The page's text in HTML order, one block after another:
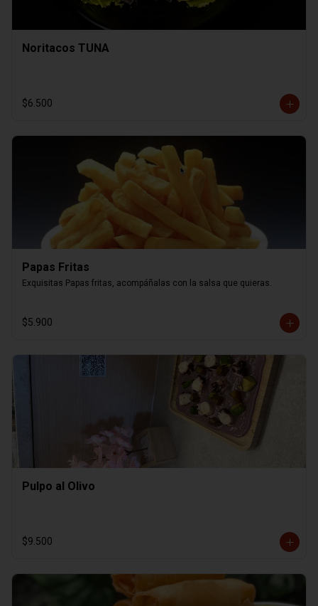
Noritacos TUNA
$6.500
Papas Fritas
Exquisitas Papas fritas, acompáñalas con la salsa que quieras.
$5.900
Pulpo al Olivo
$9.500